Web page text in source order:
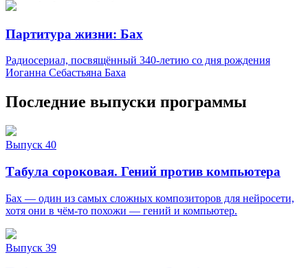
Партитура жизни: Бах
Радиосериал, посвящённый 340-летию со дня рождения
Иоганна Себастьяна Баха
Последние выпуски программы
Выпуск 40
Табула сороковая. Гений против компьютера
Бах — один из самых сложных композиторов для нейросети,
хотя они в чём-то похожи — гений и компьютер.
Выпуск 39